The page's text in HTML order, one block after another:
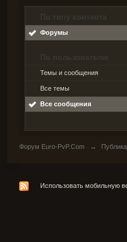
По типу контента
Форумы
По пользователю
Темы и сообщения
Все темы
Все сообщения
Форум Euro-PvP.Com →
Использовать мобильную